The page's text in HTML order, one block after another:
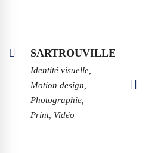
SARTROUVILLE
Identité visuelle,
Motion design,
Photographie,
Print, Vidéo